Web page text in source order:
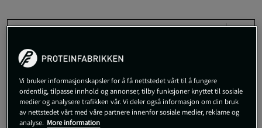
Gratis frakt over 800 kr Gratis retur 14 dagers angrerett
Vi bruker informasjonskapsler for å få nettstedet vårt til å fungere
ordentlig, tilpasse innhold og annonser, tilby funksjoner knyttet til sosiale
medier og analysere trafikken vår. Vi deler også informasjon om din bruk
av nettstedet vårt med våre partnere innenfor sosiale medier, reklame og
analyse. More information